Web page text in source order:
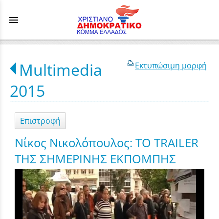
menu
Εκτυπώσιμη μορφή
Multimedia
2015
Επιστροφή
Νίκος Νικολόπουλος: ΤΟ TRAILER
ΤΗΣ ΣΗΜΕΡΙΝΗΣ ΕΚΠΟΜΠΗΣ